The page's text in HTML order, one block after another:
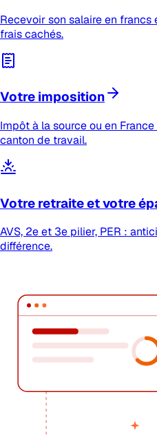
Recevoir son salaire en
frais cachés.
Votre imposition
Impôt à la source ou en
canton de travail.
Votre retraite et votre
AVS, 2e et 3e pilier, PER :
différence.